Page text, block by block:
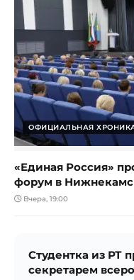
ОФИЦИАЛЬНАЯ
«Единая Россия»
форум в
Вчера, 19:00
Студентка из РТ
секретарем